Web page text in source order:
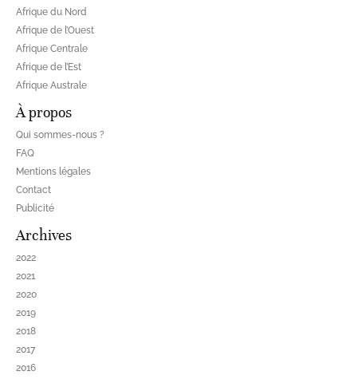
Afrique du Nord
Afrique de l’Ouest
Afrique Centrale
Afrique de l’Est
Afrique Australe
À propos
Qui sommes-nous ?
FAQ
Mentions légales
Contact
Publicité
Archives
2022
2021
2020
2019
2018
2017
2016